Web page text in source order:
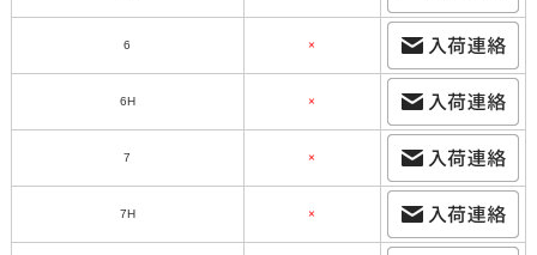
6 ×
6H ×
7 ×
7H ×